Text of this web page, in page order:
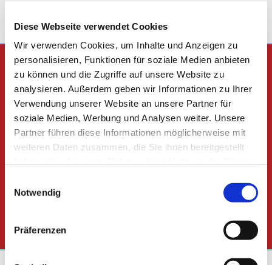
Diese Webseite verwendet Cookies
Wir verwenden Cookies, um Inhalte und Anzeigen zu
personalisieren, Funktionen für soziale Medien anbieten
zu können und die Zugriffe auf unsere Website zu
analysieren. Außerdem geben wir Informationen zu Ihrer
Verwendung unserer Website an unsere Partner für
soziale Medien, Werbung und Analysen weiter. Unsere
Partner führen diese Informationen möglicherweise mit
weiteren Daten zusammen, die Sie ihnen bereitgestellt
Notwendig
Präferenzen
Unser Leistungsangebot
Dachdeckerei
Bauspenglerei
Altbausanierung
Fassadenbekleidung